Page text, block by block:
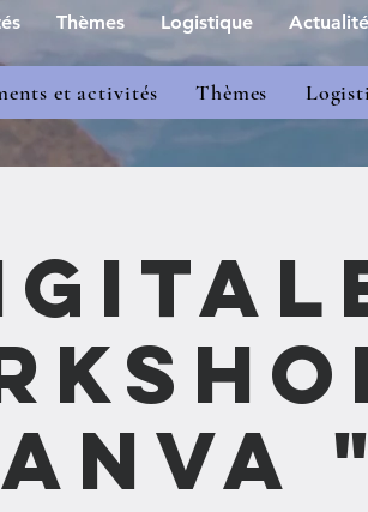
et activités Thèmes
Thèmes Logistique
"